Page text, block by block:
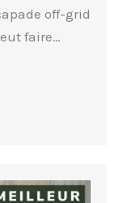
off-grid
faire…